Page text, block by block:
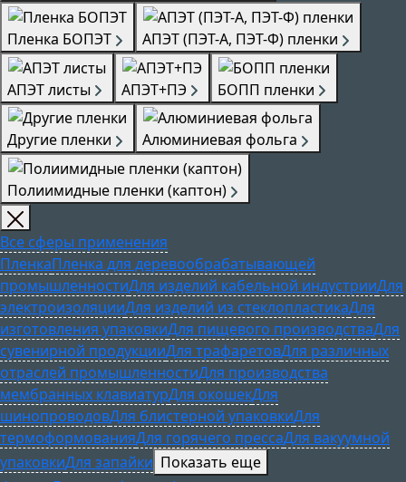
Пленка БОПЭТ АПЭТ (ПЭТ-А, ПЭТ-Ф) пленки
АПЭТ листы АПЭТ+ПЭ БОПП пленки
Другие пленки Алюминиевая фольга
Полиимидные пленки (каптон)
Все сферы применения
ПленкаПленка для деревообрабатывающей
промышленностиДля изделий кабельной индустрииДля
электроизоляцииДля изделий из стеклопластикаДля
изготовления упаковкиДля пищевого производстваДля
сувенирной продукцииДля трафаретовДля различных
отраслей промышленностиДля производства
мембранных клавиатурДля окошекДля
шинопроводовДля блистерной упаковкиДля
термоформованияДля горячего прессаДля вакуумной
упаковкиДля запайки Показать еще